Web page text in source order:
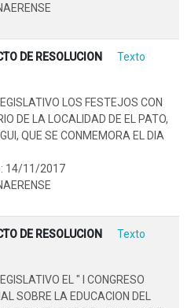
DE RESOLUCION
Texto
LOS FESTEJOS CON
DE LA LOCALIDAD DE EL PATO,
QUE SE CONMEMORA EL DIA
14/11/2017
DE RESOLUCION
Texto
EL " I CONGRESO
SOBRE LA EDUCACION DEL